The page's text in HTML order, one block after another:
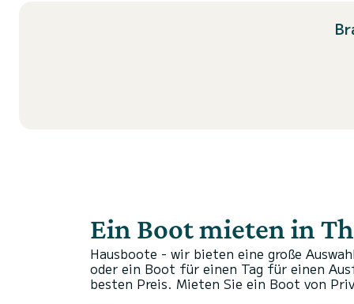
Ein Boot mieten in
Hausboote - wir bieten eine große
oder ein Boot für einen Tag für einen
besten Preis. Mieten Sie ein Boot von